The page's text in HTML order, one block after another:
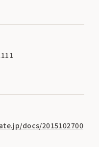
docs/2015102700